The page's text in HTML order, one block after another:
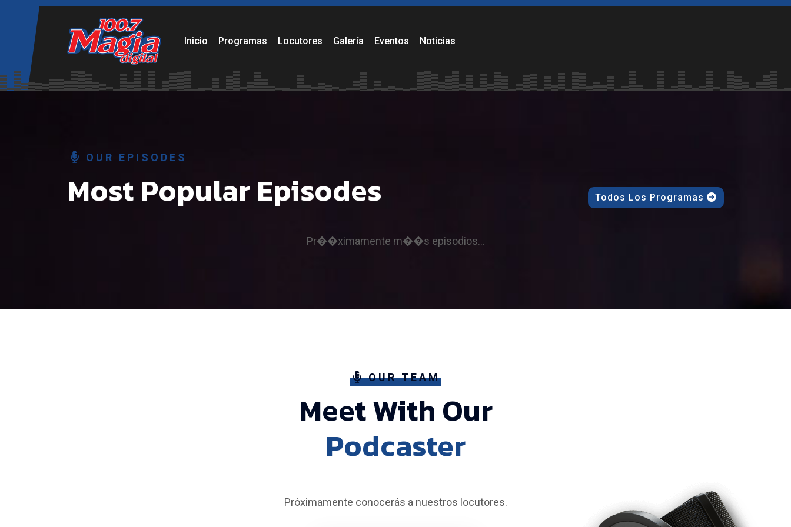
Inicio Programas Locutores Galería Eventos Noticias
Por favor, añade diapositivas al slider desde el panel de edición.
OUR EPISODES
Most Popular Episodes Todos Los Programas
Pr��ximamente m��s episodios...
OUR TEAM
Meet With Our
Podcaster
Próximamente conocerás a nuestros locutores.